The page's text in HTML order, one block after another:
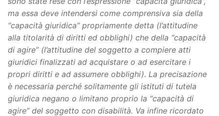
ma essa deve intendersi come comprensiva sia della
“capacità giuridica” propriamente detta (l’attitudine
alla titolarità di diritti ed obblighi) che della “capacità
di agire” (l’attitudine del soggetto a compiere atti
giuridici finalizzati ad acquistare o ad esercitare i
propri diritti e ad assumere obblighi). La precisazione
è necessaria perché solitamente gli istituti di tutela
giuridica negano o limitano proprio la “capacità di
agire” del soggetto con disabilità. Va infine ricordato